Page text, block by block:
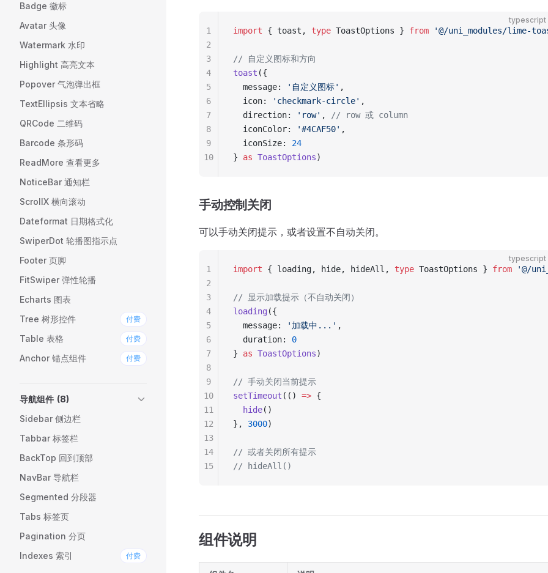
Badge 徽标
Avatar 头像
Watermark 水印
Highlight 高亮文本
Popover 气泡弹出框
TextEllipsis 文本省略
QRCode 二维码
Barcode 条形码
ReadMore 查看更多
NoticeBar 通知栏
ScrollX 横向滚动
Dateformat 日期格式化
SwiperDot 轮播图指示点
Footer 页脚
FitSwiper 弹性轮播
Echarts 图表
Tree 树形控件
付费
Table 表格 付费
Anchor 锚点组件 付费
导航组件 (8)
Sidebar 侧边栏
Tabbar 标签栏
BackTop 回到顶部
NavBar 导航栏
Segmented 分段器
Tabs 标签页
Pagination 分页
Indexes 索引
付费
typescript
import { toast, type ToastOptions } from '@/uni_modules/lime-
// 自定义图标和方向
toast ({
  message:
'自定义图标' ,
  icon:
'checkmark-circle' ,
  direction:
'row' ,
// row 或 column
  iconColor:
'#4CAF50' ,
  iconSize:
24
} as ToastOptions)
1
2
3
4
5
6
7
8
9
10
手动控制关闭
可以手动关闭提示，或者设置不自动关闭。
typescript
import { loading, hide, hideAll, type ToastOptions } from '@/
// 显示加载提示（不自动关闭）
loading ({
  message:
'加载中...' ,
  duration:
0
} as ToastOptions)
// 手动关闭当前提示
setTimeout (() => {
  hide
()
}, 3000)
// 或者关闭所有提示
// hideAll()
1
2
3
4
5
6
7
8
9
10
11
12
13
14
15
组件说明